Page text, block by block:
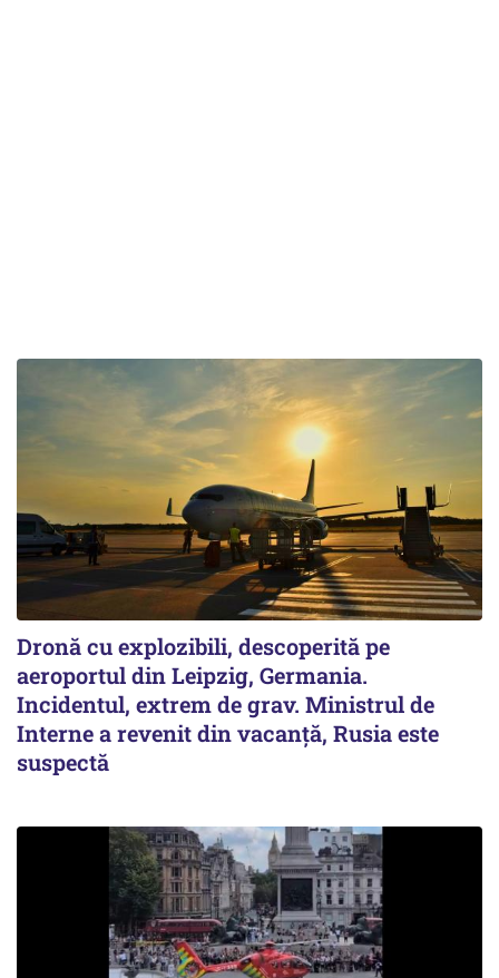
Dronă cu explozibili, descoperită pe
aeroportul din Leipzig, Germania.
Incidentul, extrem de grav. Ministrul de
Interne a revenit din vacanță, Rusia este
suspectă